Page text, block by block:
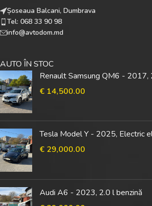
Șoseaua Balcani, Dumbrava
Tel: 068 33 90 98
info@avtodom.md
AUTO ÎN STOC
Renault Samsung QM6 - 2017,
€ 14,500.00
Tesla Model Y - 2025, Electric
€ 29,000.00
Audi A6 - 2023, 2.0 l benzină